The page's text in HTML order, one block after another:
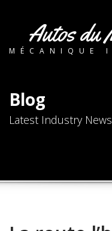
Autos du
MÉCANIQUE
Blog
Latest Industry News